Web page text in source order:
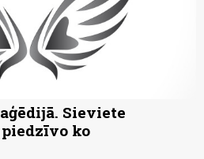
Sieviete
ko